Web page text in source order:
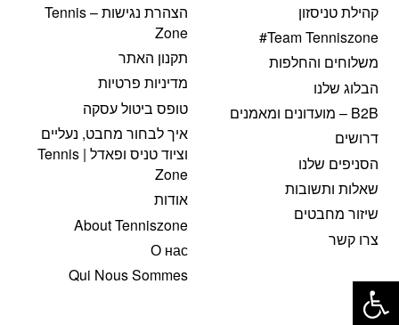
קהילת טניסזון
Team Tenniszone#
משלוחים והחלפות
הבלוג שלנו
B2B – מועדונים ומאמנים
דרושים
הסניפים שלנו
שאלות ותשובות
שיזור מחבטים
צרו קשר
הצהרת נגישות – Tennis
Zone
תקנון האתר
מדיניות פרטיות
טופס ביטול עסקה
איך לבחור מחבט, נעליים
וציוד טניס ופאדל | Tennis
Zone
אודות
About Tenniszone
О нас
Qui Nous Sommesפתח סרגל נגישות